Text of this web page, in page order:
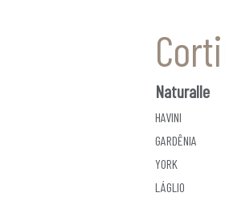
Naturalle
HAVINI
GARDÊNIA
YORK
LÁGLIO